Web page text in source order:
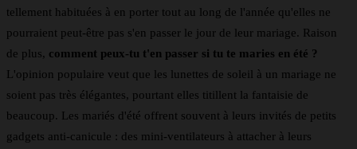
tellement habituées à en porter tout au long de l'année qu'elles ne
pourraient peut-être pas s'en passer le jour de leur mariage. Raison
de plus, comment peux-tu t'en passer si tu te maries en été ?
L'opinion populaire veut que les lunettes de soleil à un mariage ne
soient pas très élégantes, pourtant elles titillent la fantaisie de
beaucoup. Les mariés d'été offrent souvent à leurs invités de petits
gadgets anti-canicule : des mini-ventilateurs à attacher à leurs